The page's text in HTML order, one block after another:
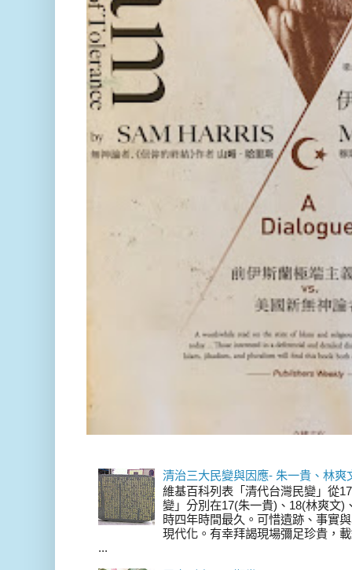
清治三大民變與因應- 朱一貴、林爽
維基百科列表「清代台灣民變」從
變」分別在17(朱一貴)、18(林爽文)
時四年時間最久。可惜遺跡、事實
現代化。有幸拜謁現場彌足珍貴，
...